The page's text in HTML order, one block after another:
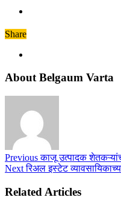
Share
About Belgaum Varta
Previousकाजू उत्पादक
Nextरिअल इस्टेट
Related Articles